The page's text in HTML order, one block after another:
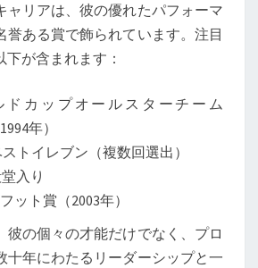
ャリアは、彼の優れたパフォーマ
誉ある賞で飾られています。注目
が含まれます：
ドカップオールスターチーム
年）
ストイレブン（複数回選出）
入り
ット賞（2003年）
彼の個々の才能だけでなく、プロ
十年にわたるリーダーシップと一